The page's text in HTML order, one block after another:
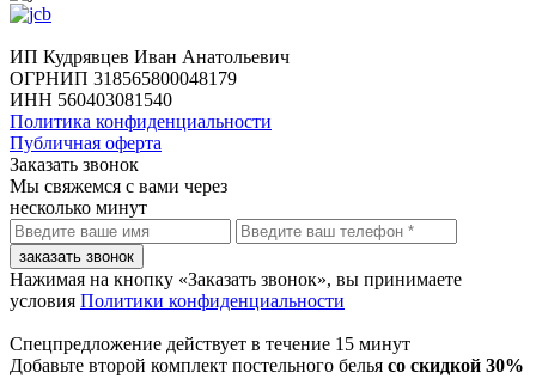
ИП Кудрявцев Иван Анатольевич
ОГРНИП 318565800048179
ИНН 560403081540
Политика конфиденциальности
Публичная оферта
Заказать звонок
Мы свяжемся с вами через
несколько минут
заказать звонок
Нажимая на кнопку «Заказать звонок», вы принимаете
условия Политики конфиденциальности
Спецпредложение действует в течение 15 минут
Добавьте второй комплект постельного белья со скидкой 30%